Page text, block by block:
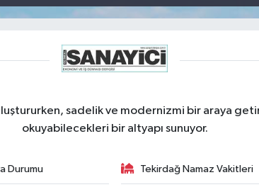
sadelik ve modernizmi bir araya
okuyabilecekleri bir altyapı sunuyor.
Durumu Tekirdağ Namaz Vakitleri